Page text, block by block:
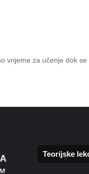
vrijeme za učenje dok
Teorijske